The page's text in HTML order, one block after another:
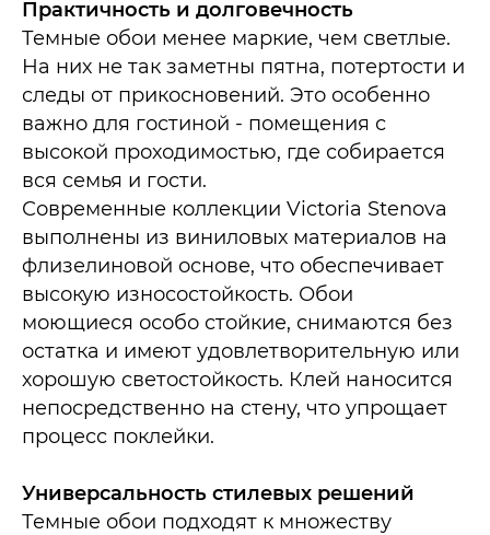
Практичность и долговечность
Темные обои менее маркие, чем светлые.
На них не так заметны пятна, потертости и
следы от прикосновений. Это особенно
важно для гостиной - помещения с
высокой проходимостью, где собирается
вся семья и гости.​
Современные коллекции Victoria Stenova
выполнены из виниловых материалов на
флизелиновой основе, что обеспечивает
высокую износостойкость. Обои
моющиеся особо стойкие, снимаются без
остатка и имеют удовлетворительную или
хорошую светостойкость. Клей наносится
непосредственно на стену, что упрощает
процесс поклейки.
Универсальность стилевых решений
Темные обои подходят к множеству